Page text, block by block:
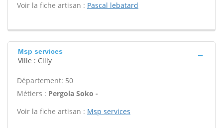
Voir la fiche artisan : Pascal lebatard
Msp services
Ville : Cilly
Département: 50
Métiers : Pergola Soko -
Voir la fiche artisan : Msp services